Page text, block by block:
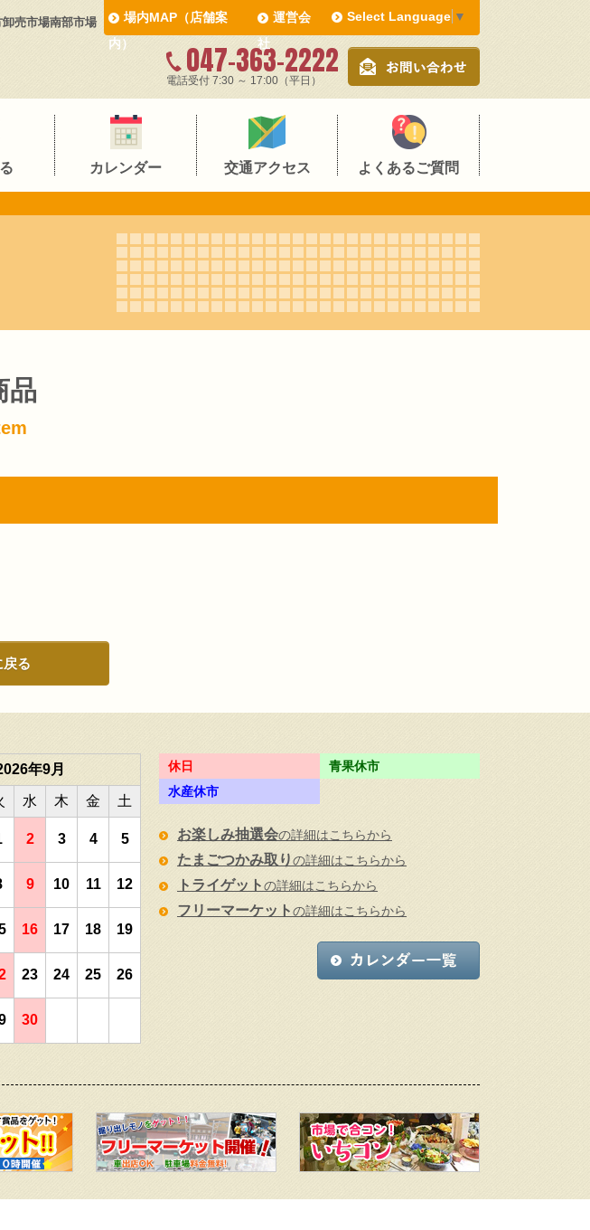
売市場南部市場
場内MAP（店舗案
内）
運営会
社
Select Language ▼
047-363-2222
電話受付 7:30 ～ 17:00（平日）
カレンダー 交通アクセス よくあるご質問
品
戻る
年9月
水 木 金 土
2 3 4 5
9 10 11 12
16 17 18 19
23 24 25 26
30
休日
青果休市
水産休市
お楽しみ抽選会の詳細はこちらから
たまごつかみ取りの詳細はこちらから
トライゲットの詳細はこちらから
フリーマーケットの詳細はこちらから